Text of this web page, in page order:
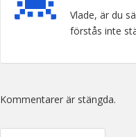
Vlade, är du
förstås inte
Kommentarer är stängda.